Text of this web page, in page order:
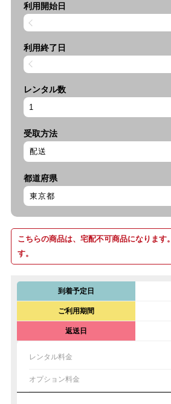
利用開始日
利用終了日
レンタル数
受取方法
都道府県
こちらの商品は、宅配不可商品になります
す。
到着予定日
ご利用期間
返送日
レンタル料金
オプション料金